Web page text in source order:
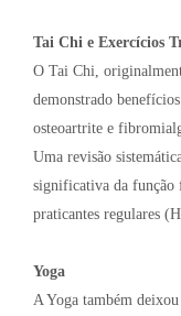
Tai Chi e Exercícios
O Tai Chi,
demonstrado
osteoartrite e
Uma revisão
significativa da função
praticantes regulares
Yoga
A Yoga também